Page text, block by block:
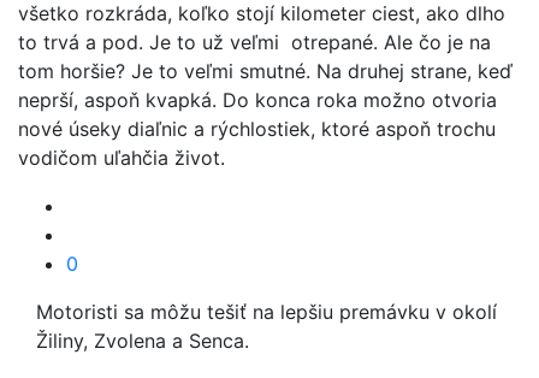
všetko rozkráda, koľko stojí kilometer ciest, ako dlho
to trvá a pod. Je to už veľmi otrepané. Ale čo je na
tom horšie? Je to veľmi smutné. Na druhej strane, keď
neprší, aspoň kvapká. Do konca roka možno otvoria
nové úseky diaľnic a rýchlostiek, ktoré aspoň trochu
vodičom uľahčia život.
0
Motoristi sa môžu tešiť na lepšiu premávku v okolí
Žiliny, Zvolena a Senca.